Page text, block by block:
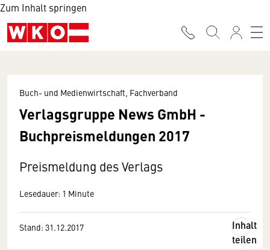
Zum Inhalt springen
Buch- und Medienwirtschaft, Fachverband
Verlagsgruppe News GmbH -
Buchpreismeldungen 2017
Preismeldung des Verlags
Lesedauer: 1 Minute
Stand: 31.12.2017
Inhalt
teilen